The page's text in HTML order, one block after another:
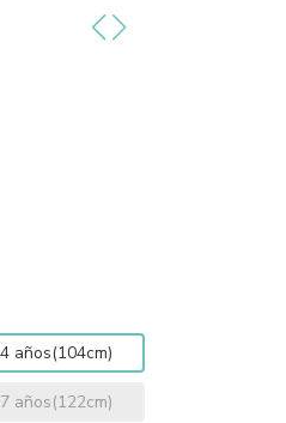
4 años(104cm)
7 años(122cm)